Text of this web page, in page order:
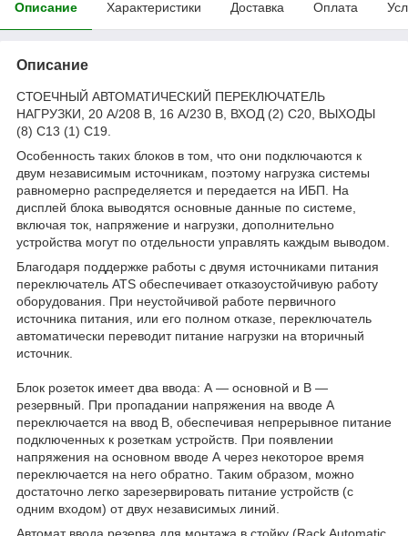
Описание Характеристики Доставка Оплата
Описание
СТОЕЧНЫЙ АВТОМАТИЧЕСКИЙ ПЕРЕКЛЮЧАТЕЛЬ
НАГРУЗКИ, 20 А/208 В, 16 A/230 В, ВХОД (2) C20, ВЫХОДЫ
(8) C13 (1) C19.
Особенность таких блоков в том, что они подключаются к
двум независимым источникам, поэтому нагрузка системы
равномерно распределяется и передается на ИБП. На
дисплей блока выводятся основные данные по системе,
включая ток, напряжение и нагрузки, дополнительно
устройства могут по отдельности управлять каждым выводом.
Благодаря поддержке работы с двумя источниками питания
переключатель ATS обеспечивает отказоустойчивую работу
оборудования. При неустойчивой работе первичного
источника питания, или его полном отказе, переключатель
автоматически переводит питание нагрузки на вторичный
источник.
Блок розеток имеет два ввода: А — основной и В —
резервный. При пропадании напряжения на вводе А
переключается на ввод В, обеспечивая непрерывное питание
подключенных к розеткам устройств. При появлении
напряжения на основном вводе А через некоторое время
переключается на него обратно. Таким образом, можно
достаточно легко зарезервировать питание устройств (с
одним входом) от двух независимых линий.
Автомат ввода резерва для монтажа в стойку (Rack Automatic